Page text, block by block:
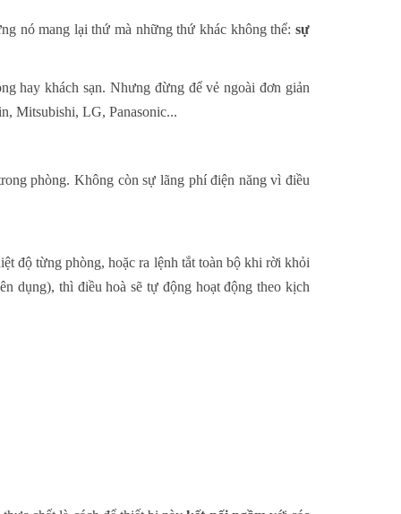
nó mang lại thứ mà những thứ khác không thể: sự
hay khách sạn. Nhưng đừng để vẻ ngoài đơn giản
Mitsubishi, LG, Panasonic...
phòng. Không còn sự lãng phí điện năng vì điều
độ từng phòng, hoặc ra lệnh tắt toàn bộ khi rời khỏi
dụng), thì điều hoà sẽ tự động hoạt động theo kịch